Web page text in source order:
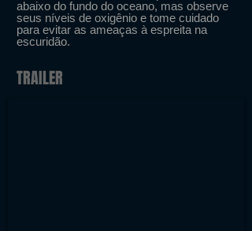
abaixo do fundo do oceano, mas observe
seus níveis de oxigênio e tome cuidado
para evitar as ameaças à espreita na
escuridão.
TRAILER